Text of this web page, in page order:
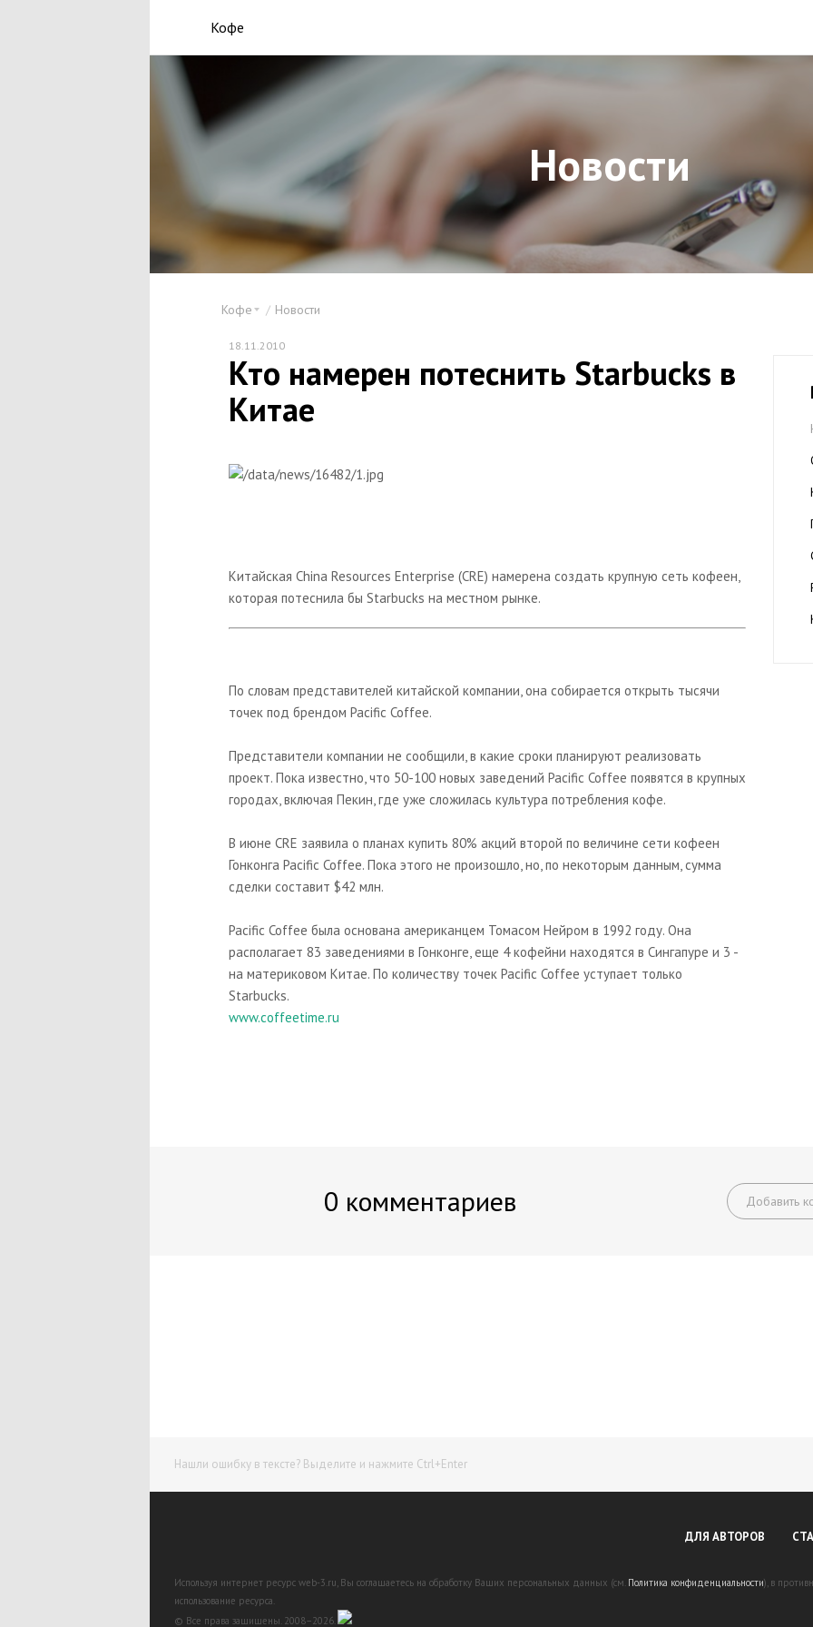
Кофе
Новости
Кофе Новости
18.11.2010
Кто намерен потеснить Starbucks в
Китае
Китайская China Resources Enterprise (CRE) намерена создать крупную сеть кофеен,
которая потеснила бы Starbucks на местном рынке.
По словам представителей китайской компании, она собирается открыть тысячи
точек под брендом Pacific Coffee.
Представители компании не сообщили, в какие сроки планируют реализовать
проект. Пока известно, что 50-100 новых заведений Pacific Coffee появятся в крупных
городах, включая Пекин, где уже сложилась культура потребления кофе.
В июне CRE заявила о планах купить 80% акций второй по величине сети кофеен
Гонконга Pacific Coffee. Пока этого не произошло, но, по некоторым данным, сумма
сделки составит $42 млн.
Pacific Coffee была основана американцем Томасом Нейром в 1992 году. Она
располагает 83 заведениями в Гонконге, еще 4 кофейни находятся в Сингапуре и 3 -
на материковом Китае. По количеству точек Pacific Coffee уступает только
Starbucks.
www.coffeetime.ru
0 комментариев Добавить
Нашли ошибку в тексте? Выделите и нажмите Ctrl+Enter
ДЛЯ АВТОРОВ
Используя интернет ресурс web-3.ru, Вы соглашаетесь на обработку Ваших персональных данных (см. Политика конфиденциальности), в
использование ресурса.
© Все права защищены. 2008–2026.